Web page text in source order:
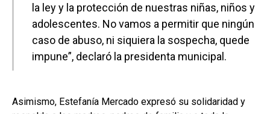
la ley y la protección de nuestras niñas, niños y
adolescentes. No vamos a permitir que ningún
caso de abuso, ni siquiera la sospecha, quede
impune”, declaró la presidenta municipal.
Asimismo, Estefanía Mercado expresó su solidaridad y